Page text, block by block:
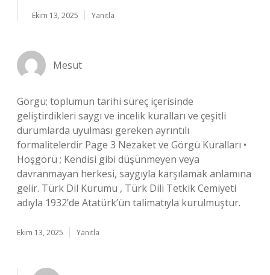
Ekim 13, 2025 Yanıtla
Mesut
Görgü; toplumun tarihi süreç içerisinde
geliştirdikleri saygı ve incelik kuralları ve çeşitli
durumlarda uyulması gereken ayrıntılı
formalitelerdir Page 3 Nezaket ve Görgü Kuralları •
Hoşgörü ; Kendisi gibi düşünmeyen veya
davranmayan herkesi, saygıyla karşılamak anlamına
gelir. Türk Dil Kurumu , Türk Dili Tetkik Cemiyeti
adıyla 1932’de Atatürk’ün talimatıyla kurulmuştur.
Ekim 13, 2025 Yanıtla